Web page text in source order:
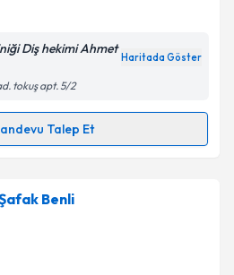
işlenmesine ilişkinAydınlatma
ve kişisel verilerimin belirtilen
kabul ediyorum.
Talebini Gönder
Diş hekimi Ahmet
Haritada Göster
tokuş apt. 5/2
Talep Et
Talebi
Koldaşiçin randevu takvimi
bu uzmandan randevu almanız
e-posta ile
Benli